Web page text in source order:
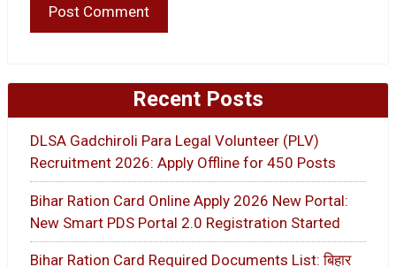
Recent Posts
DLSA Gadchiroli Para Legal Volunteer (PLV)
Recruitment 2026: Apply Offline for 450 Posts
Bihar Ration Card Online Apply 2026 New Portal:
New Smart PDS Portal 2.0 Registration Started
Bihar Ration Card Required Documents List: बिहार